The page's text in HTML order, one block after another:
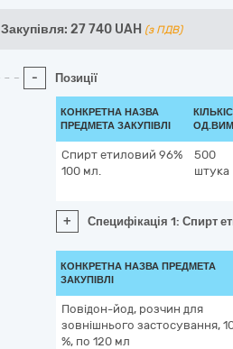
Закупівля: 27 740 UAH (з ПДВ)
- Позиції
КОНКРЕТНА НАЗВА
ПРЕДМЕТА ЗАКУПІВЛІ
Спирт етиловий 96%
100 мл.
500
штука
+ Специфікація 1: Спирт
КОНКРЕТНА НАЗВА ПРЕДМЕТА
ЗАКУПІВЛІ
Повідон-йод, розчин для
зовнішнього застосування,
%, по 120 мл